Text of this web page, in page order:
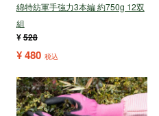
綿特紡軍手強力3本編 約750g 12双
組
¥528
¥480 税込